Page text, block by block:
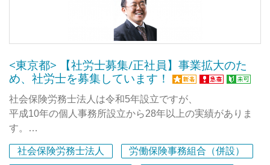
<東京都> 【社労士募集/正社員】事業拡大のた
め、社労士を募集しています！
社会保険労務士法人は令和5年設立ですが、
平成10年の個人事務所設立から28年以上の実績がありま
す。
顧問先は中小企業を中心に、
継続的な信頼関係を大切にしながら、
社会保険労務士法人
労働保険事務組合（併設）